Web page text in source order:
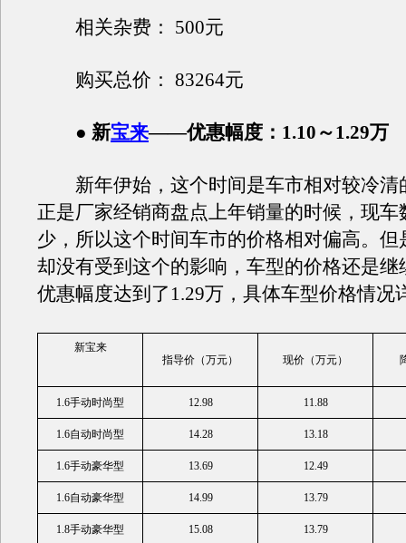
相关杂费： 500元
购买总价： 83264元
● 新宝来——优惠幅度：1.10～1.29万
新年伊始，这个时间是车市相对较冷清
正是厂家经销商盘点上年销量的时候，现车
少，所以这个时间车市的价格相对偏高。但
却没有受到这个的影响，车型的价格还是继
优惠幅度达到了1.29万，具体车型价格情况
新宝来
指导价（万元）
现价（万元）
1.6手动时尚型 12.98 11.88
1.6自动时尚型 14.28 13.18
1.6手动豪华型 13.69 12.49
1.6自动豪华型 14.99 13.79
1.8手动豪华型 15.08 13.79